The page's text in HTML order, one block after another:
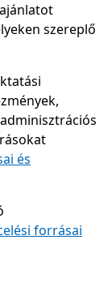
szereplő
és
forrásai